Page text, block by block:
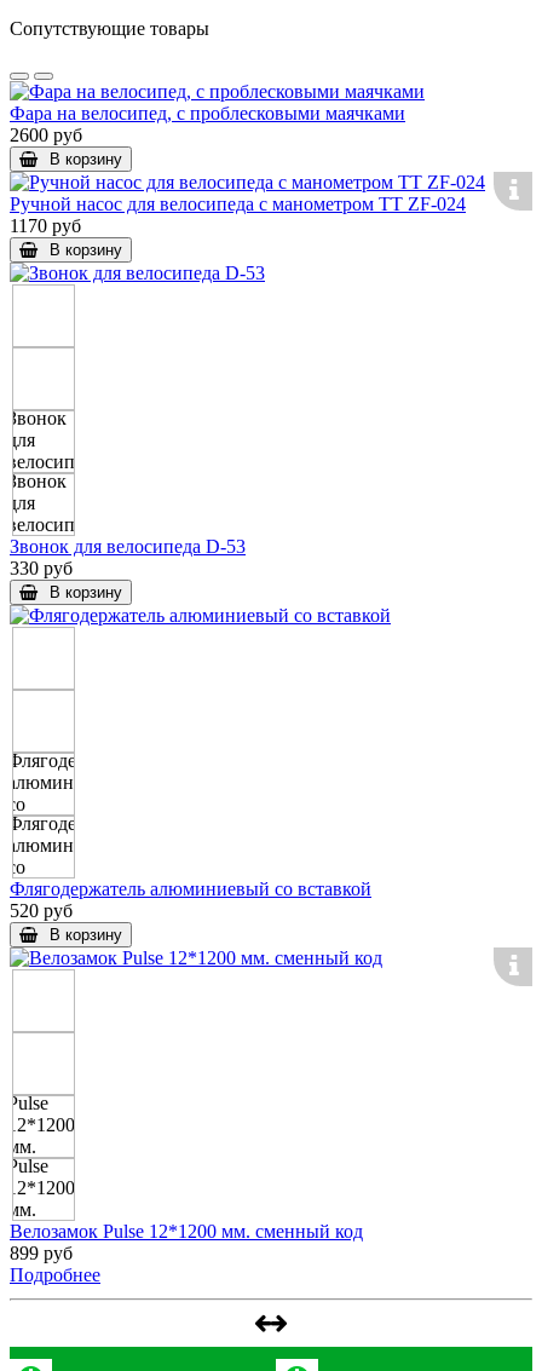
Сопутствующие товары
Фара на велосипед, с проблесковыми маячками
2600 руб
В корзину
Ручной насос для велосипеда с манометром ТТ ZF-024
1170 руб
В корзину
Звонок для велосипеда D-53
330 руб
В корзину
Флягодержатель алюминиевый со вставкой
520 руб
В корзину
Велозамок Pulse 12*1200 мм. сменный код
899 руб
Подробнее